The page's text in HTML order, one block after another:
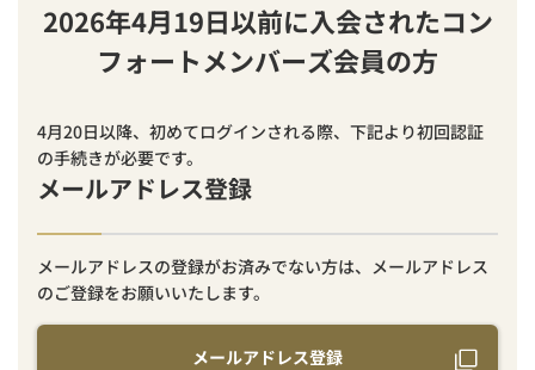
2026年4月19日以前に入会されたコン
フォートメンバーズ会員の方
4月20日以降、初めてログインされる際、下記より初回認証
の手続きが必要です。
メールアドレス登録
メールアドレスの登録がお済みでない方は、メールアドレス
のご登録をお願いいたします。
メールアドレス登録